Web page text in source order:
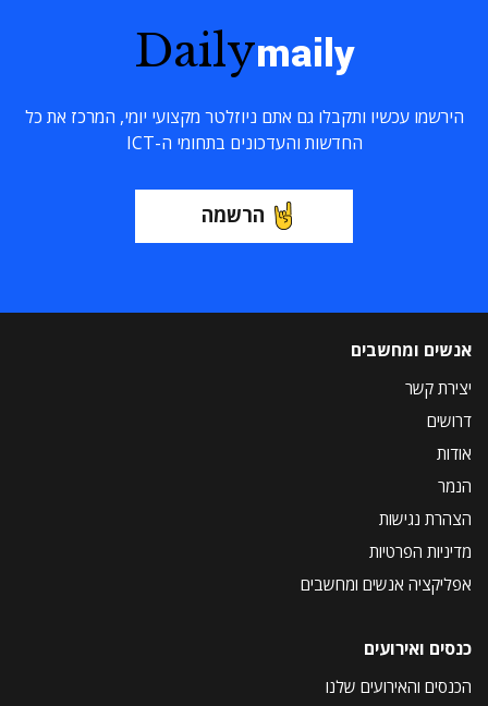
Dailymaily
הירשמו עכשיו ותקבלו גם אתם ניוזלטר מקצועי יומי, המרכז את כל
החדשות והעדכונים בתחומי ה-ICT
הרשמה
אנשים ומחשבים
יצירת קשר
דרושים
אודות
הנמר
הצהרת נגישות
מדיניות הפרטיות
אפליקציה אנשים ומחשבים
כנסים ואירועים
הכנסים והאירועים שלנו